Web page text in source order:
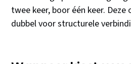
twee keer, boor één keer.
dubbel voor structurele